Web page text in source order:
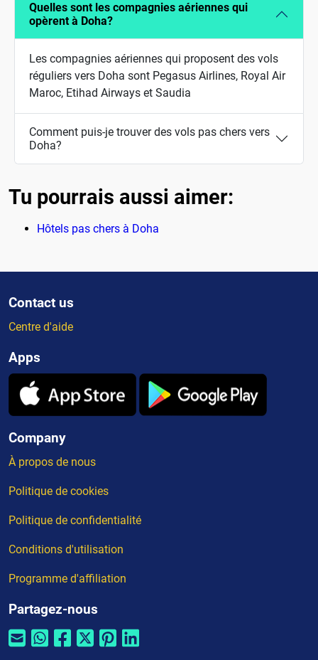
Quelles sont les compagnies aériennes qui
opèrent à Doha?
Les compagnies aériennes qui proposent des vols
réguliers vers Doha sont Pegasus Airlines, Royal Air
Maroc, Etihad Airways et Saudia
Comment puis-je trouver des vols pas chers vers
Doha?
Tu pourrais aussi aimer:
Hôtels pas chers à Doha
Contact us
Centre d'aide
Apps
Company
À propos de nous
Politique de cookies
Politique de confidentialité
Conditions d'utilisation
Programme d'affiliation
Partagez-nous